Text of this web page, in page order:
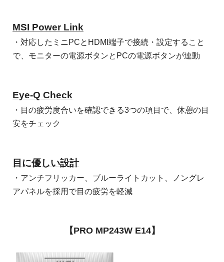
MSI Power Link
・対応したミニPCとHDMI端子で接続・設定すること
で、モニターの電源ボタンとPCの電源ボタンが連動
Eye-Q Check
・目の疲労度合いを確認できる3つの項目で、休憩の目
安をチェック
目に優しい設計
・アンチフリッカー、ブルーライトカット、ノングレ
アパネルを採用で目の疲労を軽減
【PRO MP243W E14】